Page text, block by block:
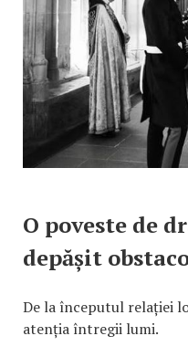
O poveste de
depășit
De la începutul relației
atenția întregii lumi.